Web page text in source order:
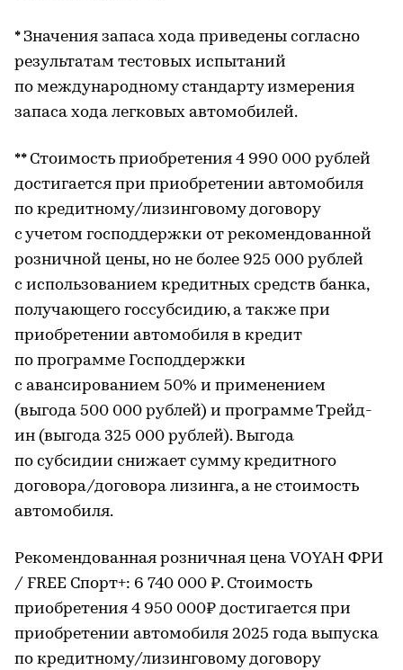
* Значения запаса хода приведены согласно
результатам тестовых испытаний
по международному стандарту измерения
запаса хода легковых автомобилей.
** Стоимость приобретения 4 990 000 рублей
достигается при приобретении автомобиля
по кредитному/лизинговому договору
с учетом господдержки от рекомендованной
розничной цены, но не более 925 000 рублей
с использованием кредитных средств банка,
получающего госсубсидию, а также при
приобретении автомобиля в кредит
по программе Господдержки
с авансированием 50% и применением
(выгода 500 000 рублей) и программе Трейд-
ин (выгода 325 000 рублей). Выгода
по субсидии снижает сумму кредитного
договора/договора лизинга, а не стоимость
автомобиля.
Рекомендованная розничная цена VOYAH ФРИ
/ FREE Спорт+: 6 740 000 ₽. Стоимость
приобретения 4 950 000₽ достигается при
приобретении автомобиля 2025 года выпуска
по кредитному/лизинговому договору